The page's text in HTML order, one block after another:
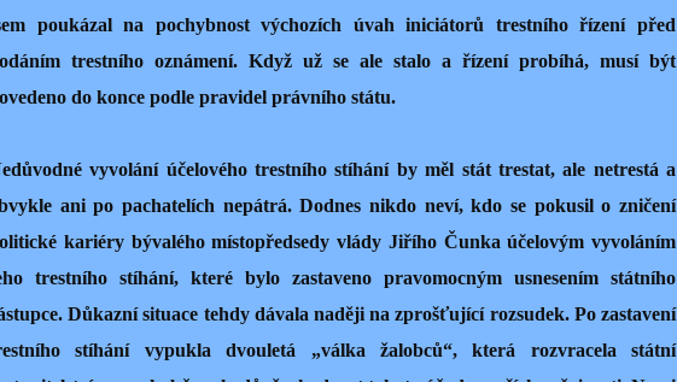
poukázal na pochybnost výchozích úvah iniciátorů trestního řízení před
trestního oznámení. Když už se ale stalo a řízení probíhá, musí být
do konce podle pravidel právního státu.
vyvolání účelového trestního stíhání by měl stát trestat, ale netrestá a
ani po pachatelích nepátrá. Dodnes nikdo neví, kdo se pokusil o zničení
kariéry bývalého místopředsedy vlády Jiřího Čunka účelovým vyvoláním
trestního stíhání, které bylo zastaveno pravomocným usnesením státního
Důkazní situace tehdy dávala naději na zprošťující rozsudek. Po zastavení
stíhání vypukla dvouletá „válka žalobců“, která rozvracela státní